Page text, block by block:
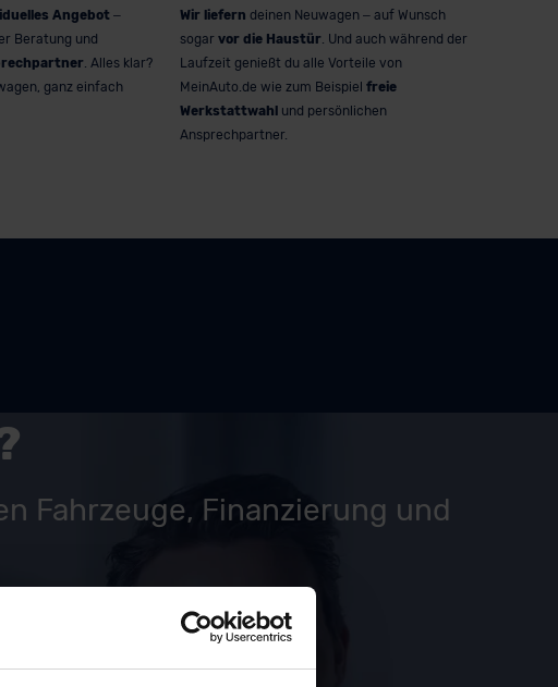
Angebot –
Beratung und
. Alles klar?
ganz einfach
Wir liefern deinen Neuwagen – auf Wunsch
sogarvor die Haustür. Und auch während der
Laufzeit genießt du alle Vorteile von
MeinAuto.de wie zum Beispielfreie
Werkstattwahl und persönlichen
Ansprechpartner.
Fahrzeuge, Finanzierung und